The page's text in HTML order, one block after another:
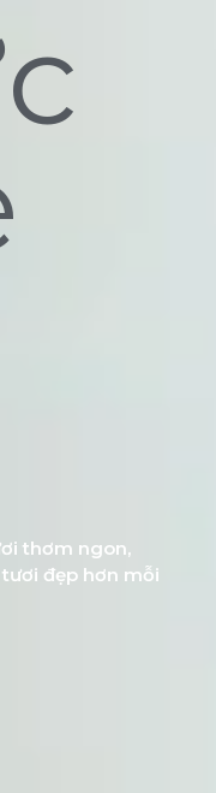
thơm ngon,
đẹp hơn mỗi